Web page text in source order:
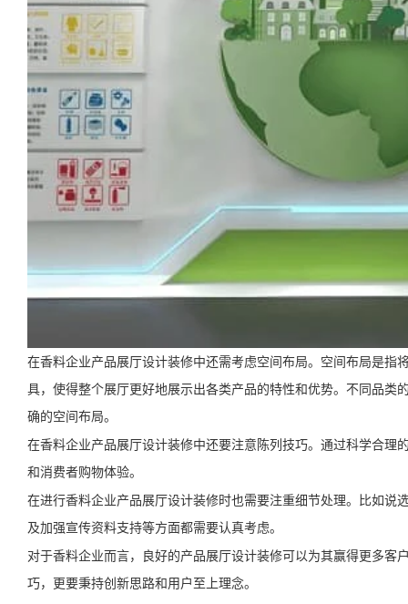
在香料企业产品展厅设计装修中还需考虑空间布局。空间布局是
具，使得整个展厅更好地展示出各类产品的特性和优势。不同品
确的空间布局。
在香料企业产品展厅设计装修中还要注意陈列技巧。通过科学合
和消费者购物体验。
在进行香料企业产品展厅设计装修时也需要注重细节处理。比如
及加强宣传资料支持等方面都需要认真考虑。
对于香料企业而言，良好的产品展厅设计装修可以为其赢得更多
巧，更要秉持创新思路和用户至上理念。